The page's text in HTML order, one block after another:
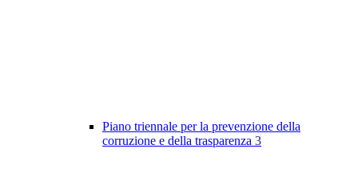
Piano triennale per la prevenzione della
corruzione e della trasparenza 3